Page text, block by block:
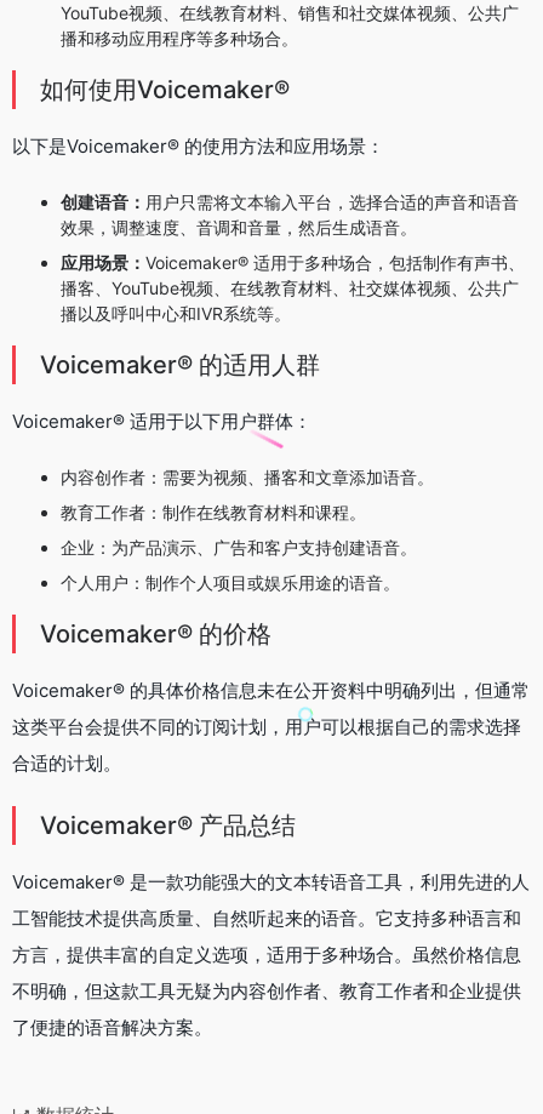
YouTube视频、在线教育材料、销售和社交媒体视频、公共广
播和移动应用程序等多种场合。
如何使用Voicemaker®
以下是Voicemaker® 的使用方法和应用场景：
创建语音： 用户只需将文本输入平台，选择合适的声音和语音
效果，调整速度、音调和音量，然后生成语音。
应用场景： Voicemaker® 适用于多种场合，包括制作有声书、
播客、YouTube视频、在线教育材料、社交媒体视频、公共广
播以及呼叫中心和IVR系统等。
Voicemaker® 的适用人群
Voicemaker® 适用于以下用户群体：
内容创作者：需要为视频、播客和文章添加语音。
教育工作者：制作在线教育材料和课程。
企业：为产品演示、广告和客户支持创建语音。
个人用户：制作个人项目或娱乐用途的语音。
Voicemaker® 的价格
Voicemaker® 的具体价格信息未在公开资料中明确列出，但通常
这类平台会提供不同的订阅计划，用户可以根据自己的需求选择
合适的计划。
Voicemaker® 产品总结
Voicemaker® 是一款功能强大的文本转语音工具，利用先进的人
工智能技术提供高质量、自然听起来的语音。它支持多种语言和
方言，提供丰富的自定义选项，适用于多种场合。虽然价格信息
不明确，但这款工具无疑为内容创作者、教育工作者和企业提供
了便捷的语音解决方案。